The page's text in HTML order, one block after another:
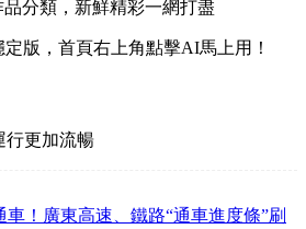
分類，新鮮精彩一網打盡
定版，首頁右上角點擊AI馬上用！
行更加流暢
車！廣東高速、鐵路“通車進度條”刷